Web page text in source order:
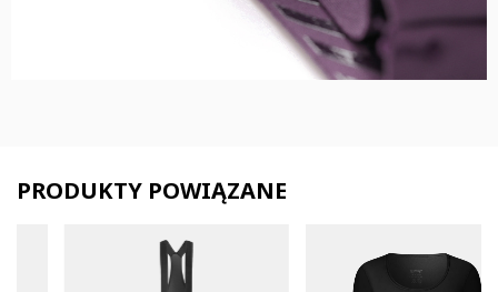
PRODUKTY POWIĄZANE